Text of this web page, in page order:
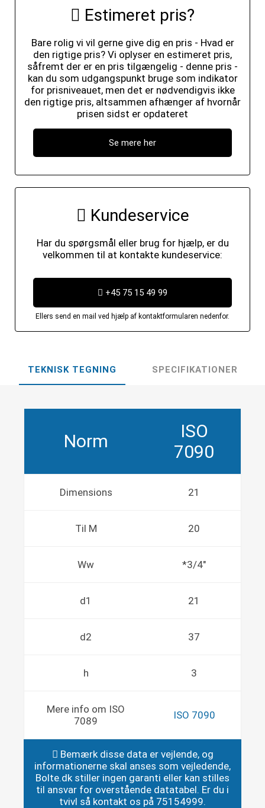
Estimeret pris?
Bare rolig vi vil gerne give dig en pris - Hvad er
den rigtige pris? Vi oplyser en estimeret pris,
såfremt der er en pris tilgængelig - denne pris -
kan du som udgangspunkt bruge som indikator
for prisniveauet, men det er nødvendigvis ikke
den rigtige pris, altsammen afhænger af hvornår
prisen sidst er opdateret
Se mere her
Kundeservice
Har du spørgsmål eller brug for hjælp, er du
velkommen til at kontakte kundeservice:
+45 75 15 49 99
Ellers send en mail ved hjælp af kontaktformularen nedenfor.
TEKNISK TEGNING SPECIFIKATIONER
Norm
ISO
7090
Dimensions 21
Til M 20
Ww *3/4"
d1 21
d2 37
h 3
Mere info om ISO
7089
ISO 7090
Bemærk disse data er vejlende, og
informationerne skal anses som vejledende,
Bolte.dk stiller ingen garanti eller kan stilles
til ansvar for overstående datatabel. Er du i
tvivl så kontakt os på 75154999.